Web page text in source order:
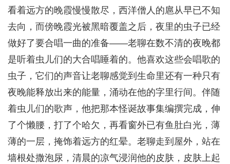
看着远方的晚霞慢慢散尽，西洋僧人的扈从早已不知
去向，而傍晚霞光被黑暗覆盖之后，夜里的虫子已经
做好了要合唱一曲的准备——老聊在数不清的夜晚都
是听着虫儿们的大合唱睡着的。他喜欢这些会唱歌的
虫子，它们的声音让老聊感觉到生命里还有一种只有
夜晚能释放出来的能量，涌动在他的字里行间。伴随
着虫儿们的歌声，他把那本怪诞故事集编撰完成，伸
了个懒腰，打了个哈欠，再看窗外已有鱼肚白光，薄
薄的一层，掩饰着远方的红晕。老聊走到屋外，站在
墙根处撒泡尿，清晨的凉气浸润他的皮肤，皮肤上起